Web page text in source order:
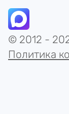
© 2012 -
Политика